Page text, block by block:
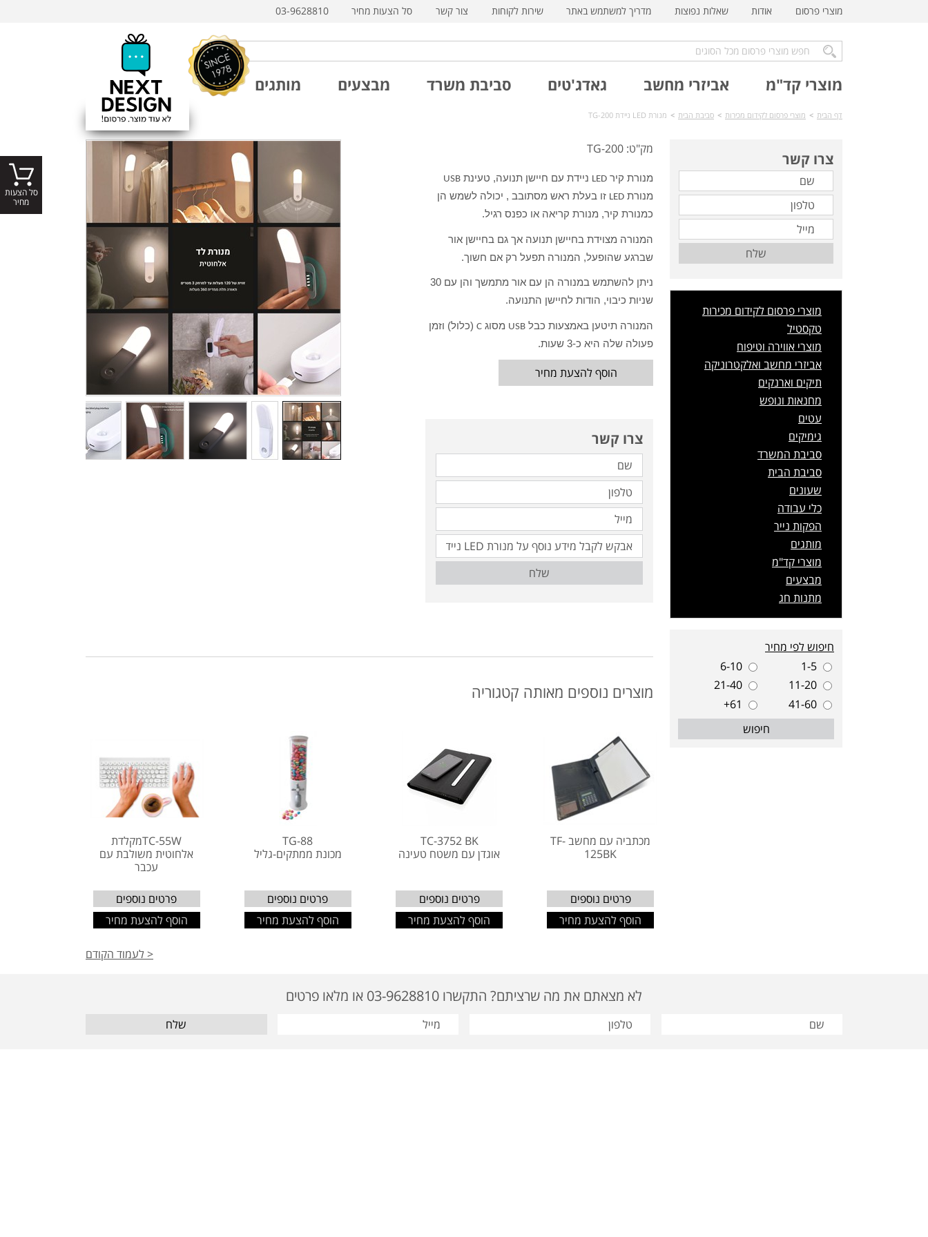
מוצרי פרסום אודות שאלות נפוצות מדריך למשתמש באתר שירות לקוחות צור קשר סל הצעות מחיר 03-9628810
מוצרי קד"מ אביזרי מחשב גאדג'טים סביבת משרד מבצעים מותגים
דף הבית > מוצרי פרסום לקידום מכירות > סביבת הבית > מנורת LED ניידת TG-200
מק"ט: TG-200
מנורת קיר LED ניידת עם חיישן תנועה, טעינת USB
מנורת LED זו בעלת ראש מסתובב , יכולה לשמש הן
כמנורת קיר, מנורת קריאה או כפנס רגיל.
המנורה מצוידת בחיישן תנועה אך גם בחיישן אור
שברגע שהופעל, המנורה תפעל רק אם חשוך.
ניתן להשתמש במנורה הן עם אור מתמשך והן עם 30
שניות כיבוי, הודות לחיישן התנועה.
המנורה תיטען באמצעות כבל USB מסוג C (כלול) וזמן
פעולה שלה היא כ-3 שעות.
הוסף להצעת מחיר
צרו קשר
שלח
מוצרים נוספים מאותה קטגוריה
מכתביה עם מחשב TF-
125BK
פרטים נוספים
הוסף להצעת מחיר
TC-3752 BK
אוגדן עם משטח טעינה
פרטים נוספים
הוסף להצעת מחיר
TG-88
מכונת ממתקים-גליל
פרטים נוספים
הוסף להצעת מחיר
TC-55Wמקלדת
אלחוטית משולבת עם
עכבר
פרטים נוספים
הוסף להצעת מחיר
< לעמוד הקודם
צרו קשר
שלח
מוצרי פרסום לקידום מכירות
טקסטיל
מוצרי אווירה וטיפוח
אביזרי מחשב ואלקטרוניקה
תיקים וארנקים
מחנאות ונופש
עטים
גימיקים
סביבת המשרד
סביבת הבית
שעונים
כלי עבודה
הפקות נייר
מותגים
מוצרי קד"מ
מבצעים
מתנות חג
חיפוש לפי מחיר
1-5
6-10
11-20
21-40
41-60
61+
חיפוש
לא מצאתם את מה שרציתם? התקשרו 03-9628810 או מלאו פרטים
שלח
סל הצעות
מחיר